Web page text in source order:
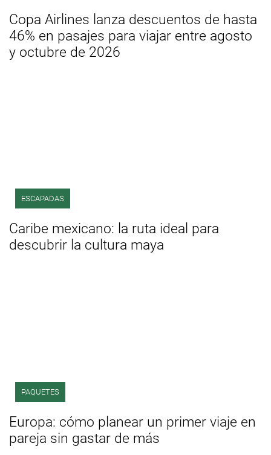
Copa Airlines lanza descuentos de hasta
46% en pasajes para viajar entre agosto
y octubre de 2026
ESCAPADAS
Caribe mexicano: la ruta ideal para
descubrir la cultura maya
PAQUETES
Europa: cómo planear un primer viaje en
pareja sin gastar de más